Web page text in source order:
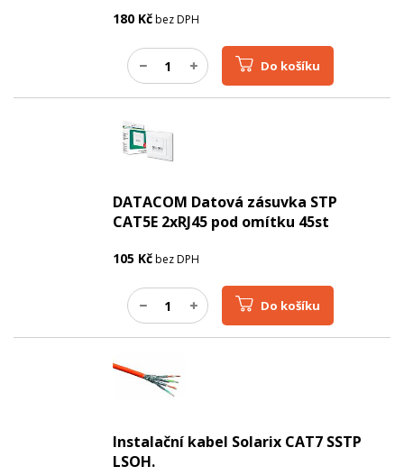
180 Kčbez DPH
Do košíku
DATACOM Datová zásuvka STP
CAT5E 2xRJ45 pod omítku 45st
105 Kčbez DPH
Do košíku
Instalační kabel Solarix CAT7 SSTP
LSOH.